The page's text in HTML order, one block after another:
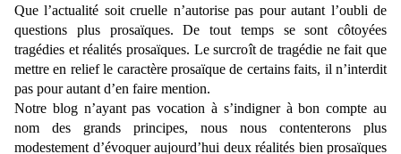
Que l’actualité soit cruelle n’autorise pas pour autant l’oubli de
questions plus prosaïques. De tout temps se sont côtoyées
tragédies et réalités prosaïques. Le surcroît de tragédie ne fait que
mettre en relief le caractère prosaïque de certains faits, il n’interdit
pas pour autant d’en faire mention.
Notre blog n’ayant pas vocation à s’indigner à bon compte au
nom des grands principes, nous nous contenterons plus
modestement d’évoquer aujourd’hui deux réalités bien prosaïques